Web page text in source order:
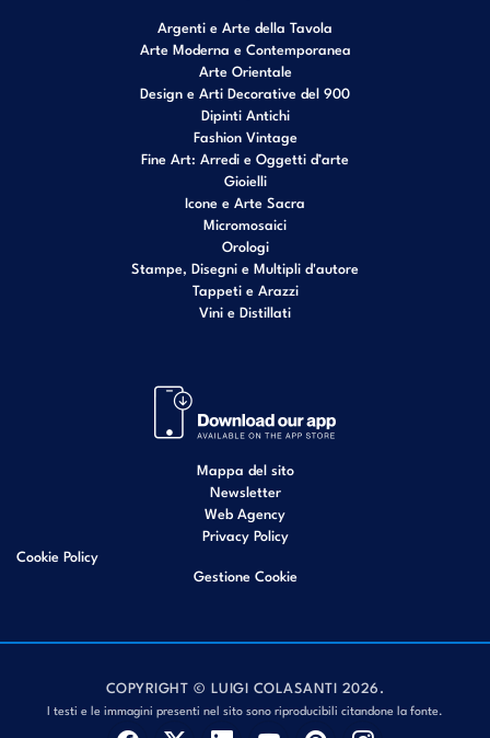
Argenti e Arte della Tavola
Arte Moderna e Contemporanea
Arte Orientale
Design e Arti Decorative del 900
Dipinti Antichi
Fashion Vintage
Fine Art: Arredi e Oggetti d’arte
Gioielli
Icone e Arte Sacra
Micromosaici
Orologi
Stampe, Disegni e Multipli d'autore
Tappeti e Arazzi
Vini e Distillati
Mappa del sito
Newsletter
Web Agency
Privacy Policy
Cookie Policy
Gestione Cookie
COPYRIGHT © LUIGI COLASANTI 2026.
I testi e le immagini presenti nel sito sono riproducibili citandone la fonte.